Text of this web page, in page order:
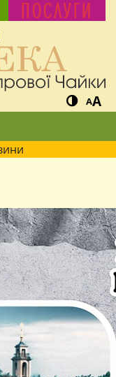
ПОСЛУГИ
AA